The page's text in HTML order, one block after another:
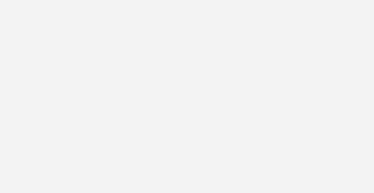
das
Vorletzter ist
folgen die Ministerien für Arbeit und
für Verkehr. Ganz hinten liegen: